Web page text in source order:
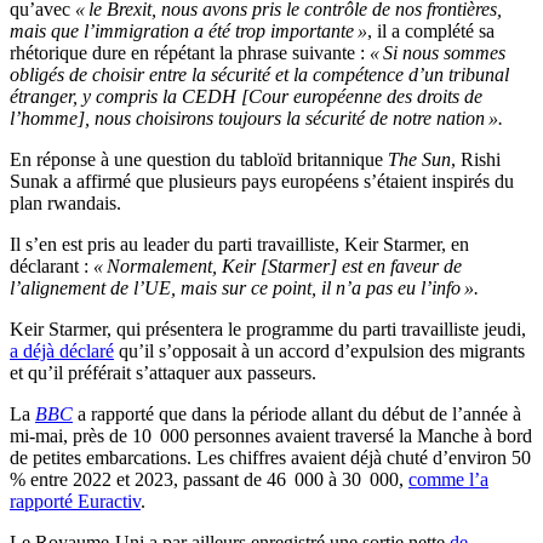
qu’avec « le Brexit, nous avons pris le contrôle de nos frontières,
mais que l’immigration a été trop importante », il a complété sa
rhétorique dure en répétant la phrase suivante : « Si nous sommes
obligés de choisir entre la sécurité et la compétence d’un tribunal
étranger, y compris la CEDH [Cour européenne des droits de
l’homme], nous choisirons toujours la sécurité de notre nation ».
En réponse à une question du tabloïd britannique The Sun, Rishi
Sunak a affirmé que plusieurs pays européens s’étaient inspirés du
plan rwandais.
Il s’en est pris au leader du parti travailliste, Keir Starmer, en
déclarant : « Normalement, Keir [Starmer] est en faveur de
l’alignement de l’UE, mais sur ce point, il n’a pas eu l’info ».
Keir Starmer, qui présentera le programme du parti travailliste jeudi,
a déjà déclaré qu’il s’opposait à un accord d’expulsion des migrants
et qu’il préférait s’attaquer aux passeurs.
La BBC a rapporté que dans la période allant du début de l’année à
mi-mai, près de 10 000 personnes avaient traversé la Manche à bord
de petites embarcations. Les chiffres avaient déjà chuté d’environ 50
% entre 2022 et 2023, passant de 46 000 à 30 000, comme l’a
rapporté Euractiv.